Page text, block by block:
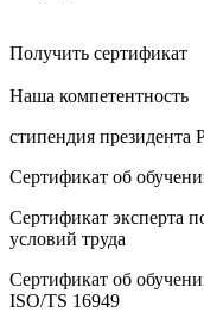
Получить сертификат
Наша компетентность
стипендия президента
Сертификат об
Сертификат эксперта
условий труда
Сертификат об
ISO/TS 16949